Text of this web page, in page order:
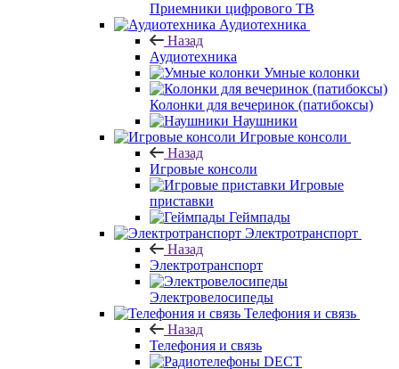
Приемники цифрового ТВ
Аудиотехника
Назад
Аудиотехника
Умные колонки
Колонки для вечеринок (патибоксы)
Наушники
Игровые консоли
Назад
Игровые консоли
Игровые
приставки
Геймпады
Электротранспорт
Назад
Электротранспорт
Электровелосипеды
Телефония и связь
Назад
Телефония и связь